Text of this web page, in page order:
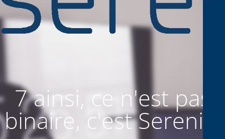
7 ainsi, ce n'est pas
binaire, c'est SereniiT